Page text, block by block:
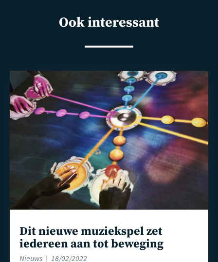
Ook interessant
Dit nieuwe muziekspel zet
iedereen aan tot beweging
Nieuws 18/02/2022
Lees
meer